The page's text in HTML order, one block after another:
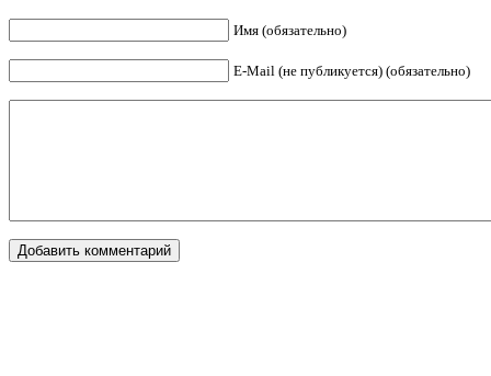
Имя (обязательно)
E-Mail (не публикуется) (обязательно)